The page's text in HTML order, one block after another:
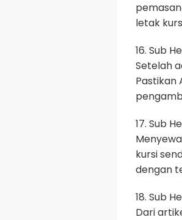
letak
16. Sub
Setelah
Pastikan
17. Sub
kursi
dengan
18. Sub
Dari